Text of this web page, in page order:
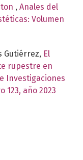
, Anales del
Volumen
Gutiérrez, El
rupestre en
Investigaciones
123, año 2023